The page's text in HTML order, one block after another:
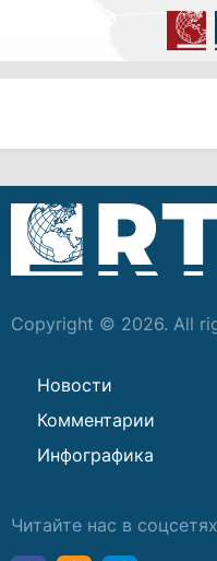
Copyright © 2026. All
Новости
Комментарии
Инфографика
Читайте нас в соцсетях